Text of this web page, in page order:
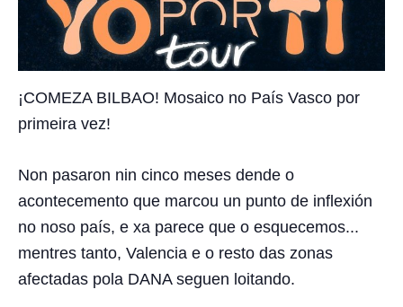
¡COMEZA BILBAO! Mosaico no País Vasco por
primeira vez!
Non pasaron nin cinco meses dende o
acontecemento que marcou un punto de inflexión
no noso país, e xa parece que o esquecemos...
mentres tanto, Valencia e o resto das zonas
afectadas pola DANA seguen loitando.